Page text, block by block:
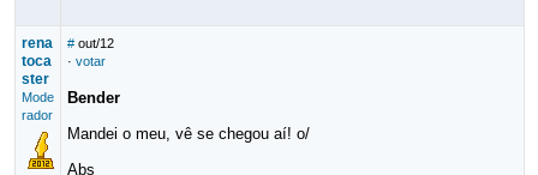
rena
toca
ster
Mode
rador
# out/12
· votar
Bender
Mandei o meu, vê se chegou aí! o/
Abs